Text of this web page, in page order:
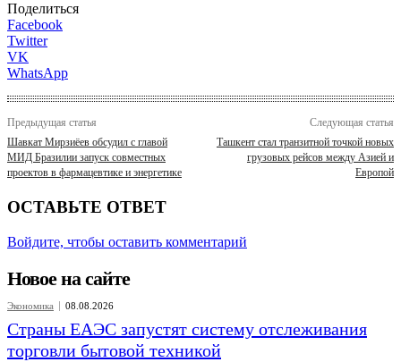
Поделиться
Facebook
Twitter
VK
WhatsApp
Предыдущая статья
Шавкат Мирзиёев обсудил с главой
МИД Бразилии запуск совместных
проектов в фармацевтике и энергетике
Следующая статья
Ташкент стал транзитной точкой новых
грузовых рейсов между Азией и
Европой
ОСТАВЬТЕ ОТВЕТ
Войдите, чтобы оставить комментарий
Новое на сайте
Экономика 08.08.2026
Страны ЕАЭС запустят систему отслеживания
торговли бытовой техникой